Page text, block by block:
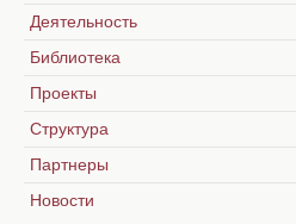
Деятельность
Библиотека
Проекты
Структура
Партнеры
Новости